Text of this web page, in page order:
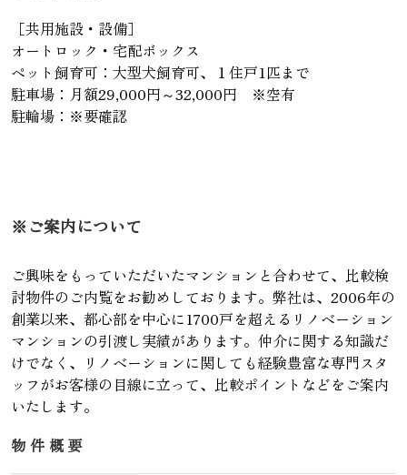
［共用施設・設備］
オートロック・宅配ボックス
ペット飼育可：大型犬飼育可、１住戸1匹まで
駐車場：月額29,000円～32,000円 ※空有
駐輪場：※要確認
※ご案内について
ご興味をもっていただいたマンションと合わせて、比較検
討物件のご内覧をお勧めしております。弊社は、2006年の
創業以来、都心部を中心に1700戸を超えるリノベーション
マンションの引渡し実績があります。仲介に関する知識だ
けでなく、リノベーションに関しても経験豊富な専門スタ
ッフがお客様の目線に立って、比較ポイントなどをご案内
いたします。
物件概要